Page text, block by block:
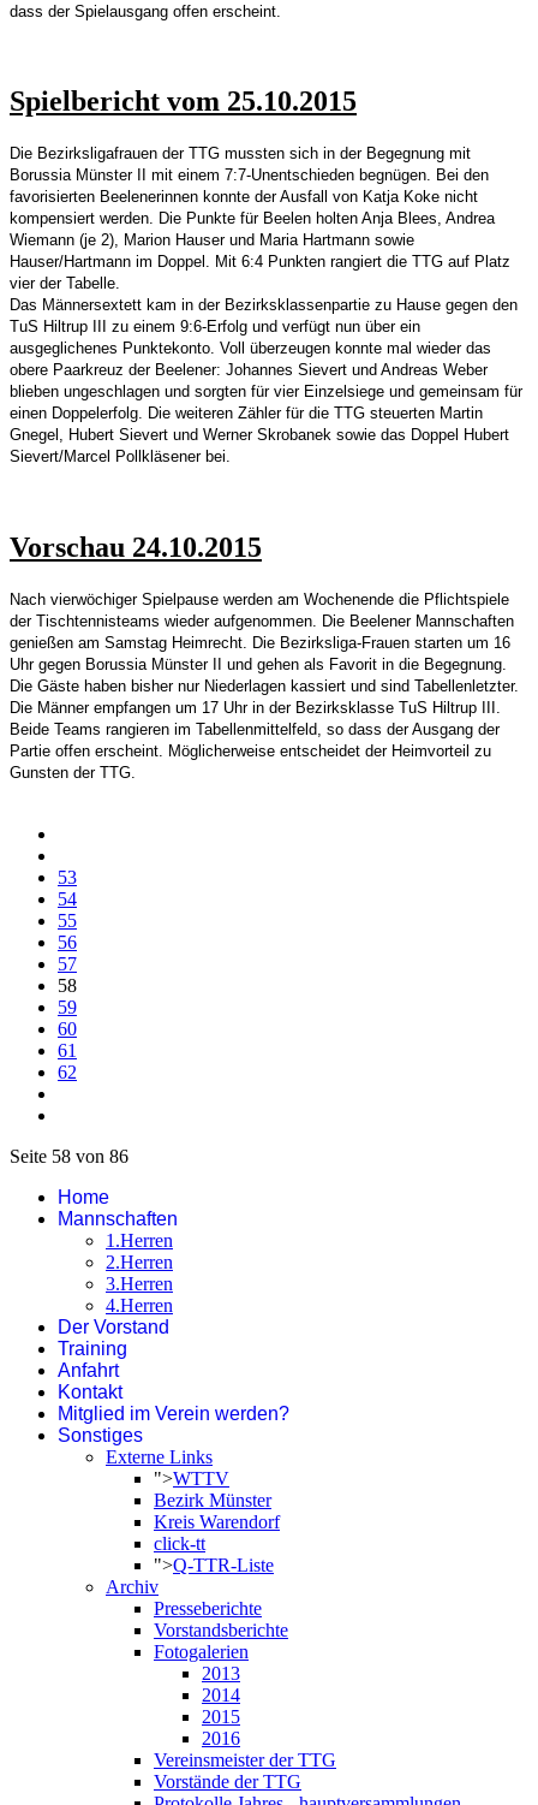
dass der Spielausgang offen erscheint.
Spielbericht vom 25.10.2015
Die Bezirksligafrauen der TTG mussten sich in der Begegnung mit
Borussia Münster II mit einem 7:7-Unentschieden begnügen. Bei den
favorisierten Beelenerinnen konnte der Ausfall von Katja Koke nicht
kompensiert werden. Die Punkte für Beelen holten Anja Blees, Andrea
Wiemann (je 2), Marion Hauser und Maria Hartmann sowie
Hauser/Hartmann im Doppel. Mit 6:4 Punkten rangiert die TTG auf Platz
vier der Tabelle.
Das Männersextett kam in der Bezirksklassenpartie zu Hause gegen den
TuS Hiltrup III zu einem 9:6-Erfolg und verfügt nun über ein
ausgeglichenes Punktekonto. Voll überzeugen konnte mal wieder das
obere Paarkreuz der Beelener: Johannes Sievert und Andreas Weber
blieben ungeschlagen und sorgten für vier Einzelsiege und gemeinsam für
einen Doppelerfolg. Die weiteren Zähler für die TTG steuerten Martin
Gnegel, Hubert Sievert und Werner Skrobanek sowie das Doppel Hubert
Sievert/Marcel Pollkläsener bei.
Vorschau 24.10.2015
Nach vierwöchiger Spielpause werden am Wochenende die Pflichtspiele
der Tischtennisteams wieder aufgenommen. Die Beelener Mannschaften
genießen am Samstag Heimrecht. Die Bezirksliga-Frauen starten um 16
Uhr gegen Borussia Münster II und gehen als Favorit in die Begegnung.
Die Gäste haben bisher nur Niederlagen kassiert und sind Tabellenletzter.
Die Männer empfangen um 17 Uhr in der Bezirksklasse TuS Hiltrup III.
Beide Teams rangieren im Tabellenmittelfeld, so dass der Ausgang der
Partie offen erscheint. Möglicherweise entscheidet der Heimvorteil zu
Gunsten der TTG.
53
54
55
56
57
58
59
60
61
62
Seite 58 von 86
Home
Mannschaften
1.Herren
2.Herren
3.Herren
4.Herren
Der Vorstand
Training
Anfahrt
Kontakt
Mitglied im Verein werden?
Sonstiges
Externe Links
">WTTV
Bezirk Münster
Kreis Warendorf
click-tt
">Q-TTR-Liste
Archiv
Presseberichte
Vorstandsberichte
Fotogalerien
2013
2014
2015
2016
Vereinsmeister der TTG
Vorstände der TTG